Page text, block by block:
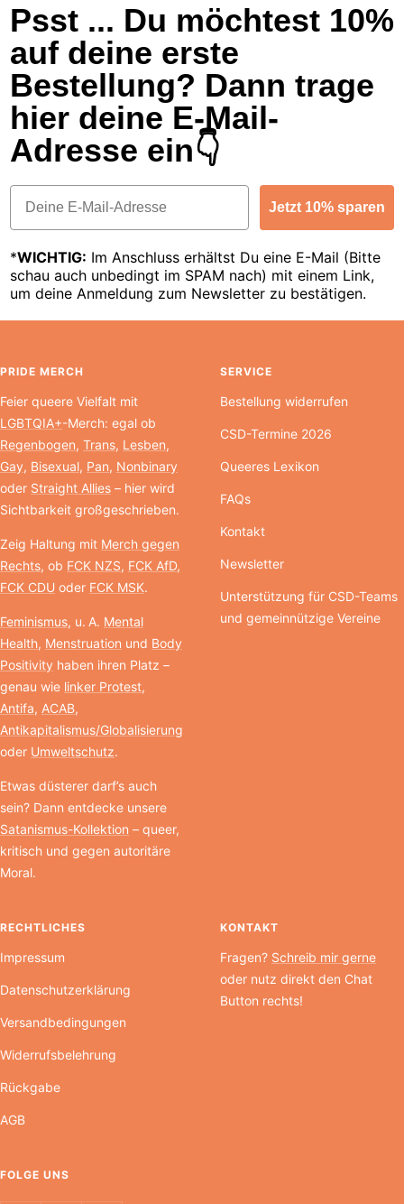
Psst ... Du möchtest 10%
auf deine erste
Bestellung? Dann trage
hier deine E-Mail-
Adresse ein👇
Email
Jetzt 10% sparen
*WICHTIG: Im Anschluss erhältst Du eine E-Mail (Bitte
schau auch unbedingt im SPAM nach) mit einem Link,
um deine Anmeldung zum Newsletter zu bestätigen.
PRIDE MERCH
Feier queere Vielfalt mit
LGBTQIA+-Merch: egal ob
Regenbogen, Trans, Lesben,
Gay, Bisexual, Pan, Nonbinary
oder Straight Allies – hier wird
Sichtbarkeit großgeschrieben.
Zeig Haltung mit Merch gegen
Rechts, ob FCK NZS, FCK AfD,
FCK CDU oder FCK MSK.
Feminismus, u. A. Mental
Health, Menstruation und Body
Positivity haben ihren Platz –
genau wie linker Protest,
Antifa, ACAB,
Antikapitalismus/Globalisierung
oder Umweltschutz.
Etwas düsterer darf’s auch
sein? Dann entdecke unsere
Satanismus-Kollektion – queer,
kritisch und gegen autoritäre
Moral.
SERVICE
Bestellung widerrufen
CSD-Termine 2026
Queeres Lexikon
FAQs
Kontakt
Newsletter
Unterstützung für CSD-Teams
und gemeinnützige Vereine
RECHTLICHES
Impressum
Datenschutzerklärung
Versandbedingungen
Widerrufsbelehrung
Rückgabe
AGB
KONTAKT
Fragen? Schreib mir gerne
oder nutz direkt den Chat
Button rechts!
FOLGE UNS